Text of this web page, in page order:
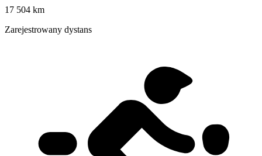
17 504 km
Zarejestrowany dystans